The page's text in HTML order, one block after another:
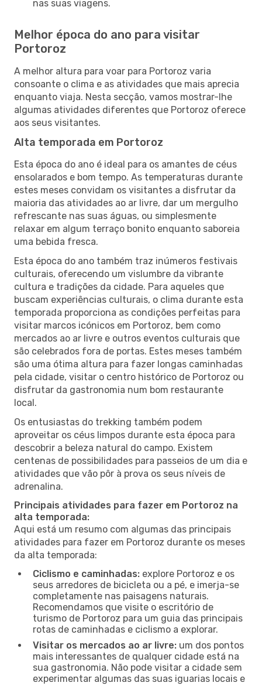
nas suas viagens.
Melhor época do ano para visitar
Portoroz
A melhor altura para voar para Portoroz varia
consoante o clima e as atividades que mais aprecia
enquanto viaja. Nesta secção, vamos mostrar-lhe
algumas atividades diferentes que Portoroz oferece
aos seus visitantes.
Alta temporada em Portoroz
Esta época do ano é ideal para os amantes de céus
ensolarados e bom tempo. As temperaturas durante
estes meses convidam os visitantes a disfrutar da
maioria das atividades ao ar livre, dar um mergulho
refrescante nas suas águas, ou simplesmente
relaxar em algum terraço bonito enquanto saboreia
uma bebida fresca.
Esta época do ano também traz inúmeros festivais
culturais, oferecendo um vislumbre da vibrante
cultura e tradições da cidade. Para aqueles que
buscam experiências culturais, o clima durante esta
temporada proporciona as condições perfeitas para
visitar marcos icónicos em Portoroz, bem como
mercados ao ar livre e outros eventos culturais que
são celebrados fora de portas. Estes meses também
são uma ótima altura para fazer longas caminhadas
pela cidade, visitar o centro histórico de Portoroz ou
disfrutar da gastronomia num bom restaurante
local.
Os entusiastas do trekking também podem
aproveitar os céus limpos durante esta época para
descobrir a beleza natural do campo. Existem
centenas de possibilidades para passeios de um dia e
atividades que vão pôr à prova os seus níveis de
adrenalina.
Principais atividades para fazer em Portoroz na
alta temporada:
Aqui está um resumo com algumas das principais
atividades para fazer em Portoroz durante os meses
da alta temporada:
Ciclismo e caminhadas: explore Portoroz e os
seus arredores de bicicleta ou a pé, e imerja-se
completamente nas paisagens naturais.
Recomendamos que visite o escritório de
turismo de Portoroz para um guia das principais
rotas de caminhadas e ciclismo a explorar.
Visitar os mercados ao ar livre: um dos pontos
mais interessantes de qualquer cidade está na
sua gastronomia. Não pode visitar a cidade sem
experimentar algumas das suas iguarias locais e